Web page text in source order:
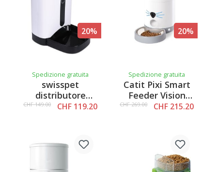
20%
Spedizione gratuita
swisspet
distributore
automatico di cibo
CHF 149.00 CHF 119.20
20%
Spedizione gratuita
Catit Pixi Smart
Feeder Vision
Distributore
CHF 269.00 CHF 215.20